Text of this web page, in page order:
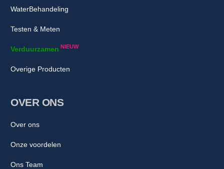
WaterBehandeling
Testen & Meten
Verduurzamen NIEUW
Overige Producten
OVER ONS
Over ons
Onze voordelen
Ons Team